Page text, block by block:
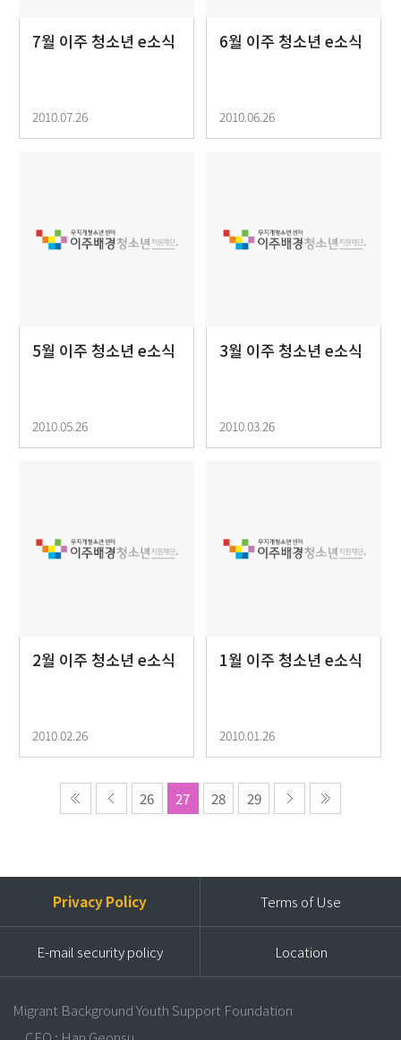
7월 이주 청소년 e소식
2010.07.26
6월 이주 청소년 e소식
2010.06.26
5월 이주 청소년 e소식
2010.05.26
3월 이주 청소년 e소식
2010.03.26
2월 이주 청소년 e소식
2010.02.26
1월 이주 청소년 e소식
2010.01.26
26 27 28 29
Privacy Policy Terms of Use
E-mail security policy Location
Migrant Background Youth Support Foundation